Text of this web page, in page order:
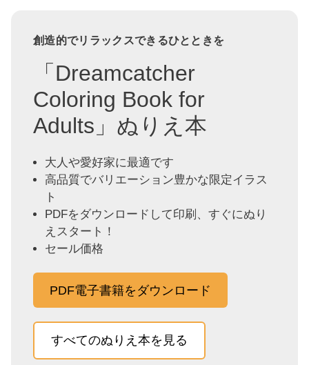
創造的でリラックスできるひとときを
「Dreamcatcher
Coloring Book for
Adults」ぬりえ本
大人や愛好家に最適です
高品質でバリエーション豊かな限定イラス
ト
PDFをダウンロードして印刷、すぐにぬり
えスタート！
セール価格
PDF電子書籍をダウンロード
すべてのぬりえ本を見る